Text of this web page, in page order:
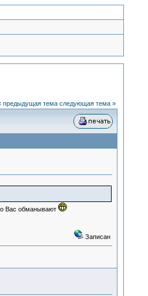
предыдущая тема следующая тема »
Вас обманывают
Записан